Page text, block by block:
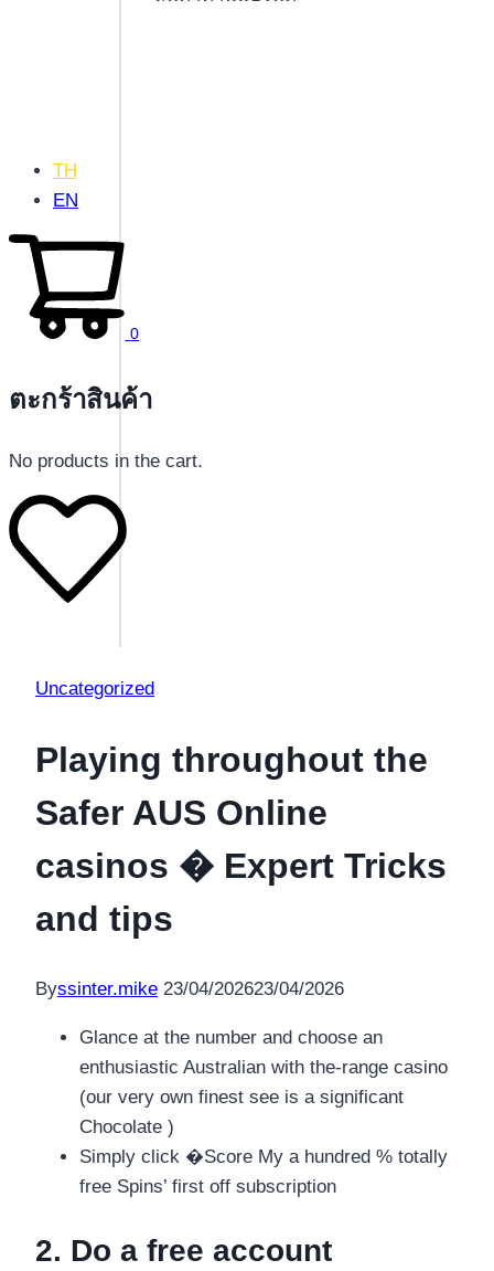
TH
EN
0
ตะกร้าสินค้า
No products in the cart.
Uncategorized
Playing throughout the
Safer AUS Online
casinos � Expert Tricks
and tips
Byssinter.mike 23/04/202623/04/2026
Glance at the number and choose an
enthusiastic Australian with the-range casino
(our very own finest see is a significant
Chocolate )
Simply click �Score My a hundred % totally
free Spins’ first off subscription
2. Do a free account